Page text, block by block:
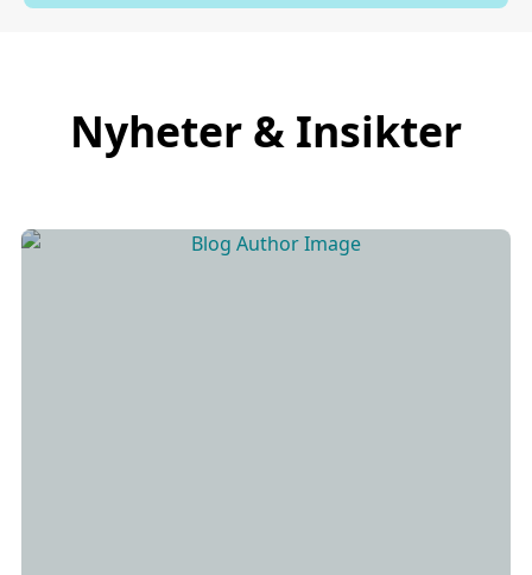
Nyheter & Insikter